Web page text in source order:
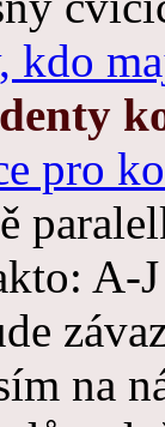
kdo
pro
A-
na